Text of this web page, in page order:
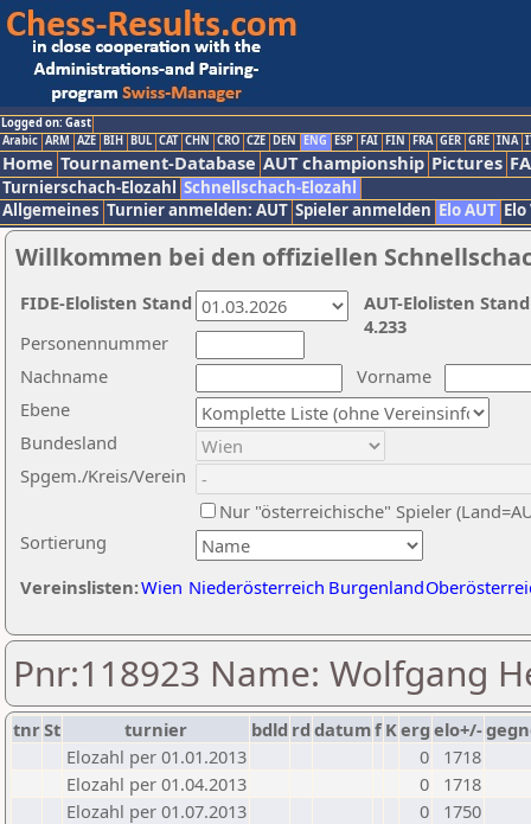
Logged on: Gast
Arabic ARM AZE BIH BUL CAT CHN CRO CZE DEN ENG ESP FAI FIN FRA GER GRE INA
Home Tournament-Database AUT championship Pictures
Turnierschach-Elozahl Schnellschach-Elozahl
Allgemeines Turnier anmelden: AUT Spieler anmelden Elo AUT
Willkommen bei den offiziellen
Nachname
Vorname
Ebene
Sortierung
Personennummer
Bundesland
Spgem./Kreis/Verein
Nur "österreichische" Spieler
Vereinslisten:Wien Niederösterreich Burgenland
AUT-Elolisten
4.233
FIDE-Elolisten Stand
Pnr:118923 Name: Wolfgang
tnrSt turnier bdld rd datumf Kerg elo+/-
Elozahl per 01.01.2013
0
1718
Elozahl per 01.04.2013
0
1718
Elozahl per 01.07.2013
0
1750